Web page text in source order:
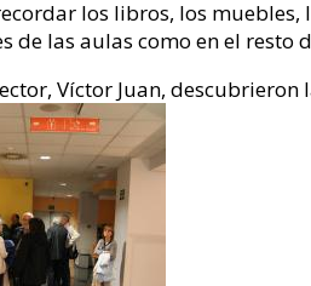
los libros, los
de las aulas como en el resto
Víctor Juan,